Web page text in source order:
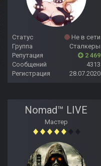
Статус
Не в сети
Группа
Сталкеры
Репутация
2 469
Сообщений
4313
Регистрация
28.07.2020
Nomad™ LIVE
Мастер